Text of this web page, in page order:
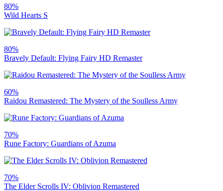
80%
Wild Hearts S
80%
Bravely Default: Flying Fairy HD Remaster
60%
Raidou Remastered: The Mystery of the Soulless Army
70%
Rune Factory: Guardians of Azuma
70%
The Elder Scrolls IV: Oblivion Remastered